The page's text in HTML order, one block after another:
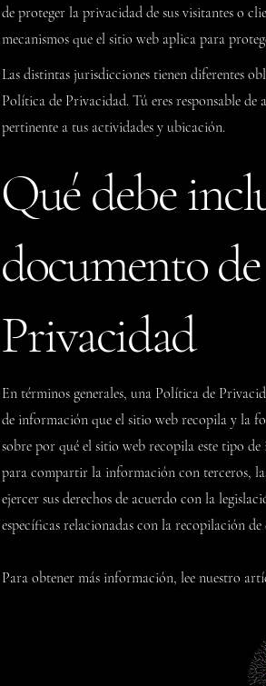
de proteger la privacidad de sus visitantes o
mecanismos que el sitio web aplica para
Las distintas jurisdicciones tienen diferentes
Política de Privacidad. Tú eres responsable de
pertinente a tus actividades y ubicación.
Qué debe
documento
Privacidad
En términos generales, una Política de
de información que el sitio web recopila y la
sobre por qué el sitio web recopila este tipo
para compartir la información con terceros,
ejercer sus derechos de acuerdo con la
específicas relacionadas con la recopilación
Para obtener más información, lee nuestro